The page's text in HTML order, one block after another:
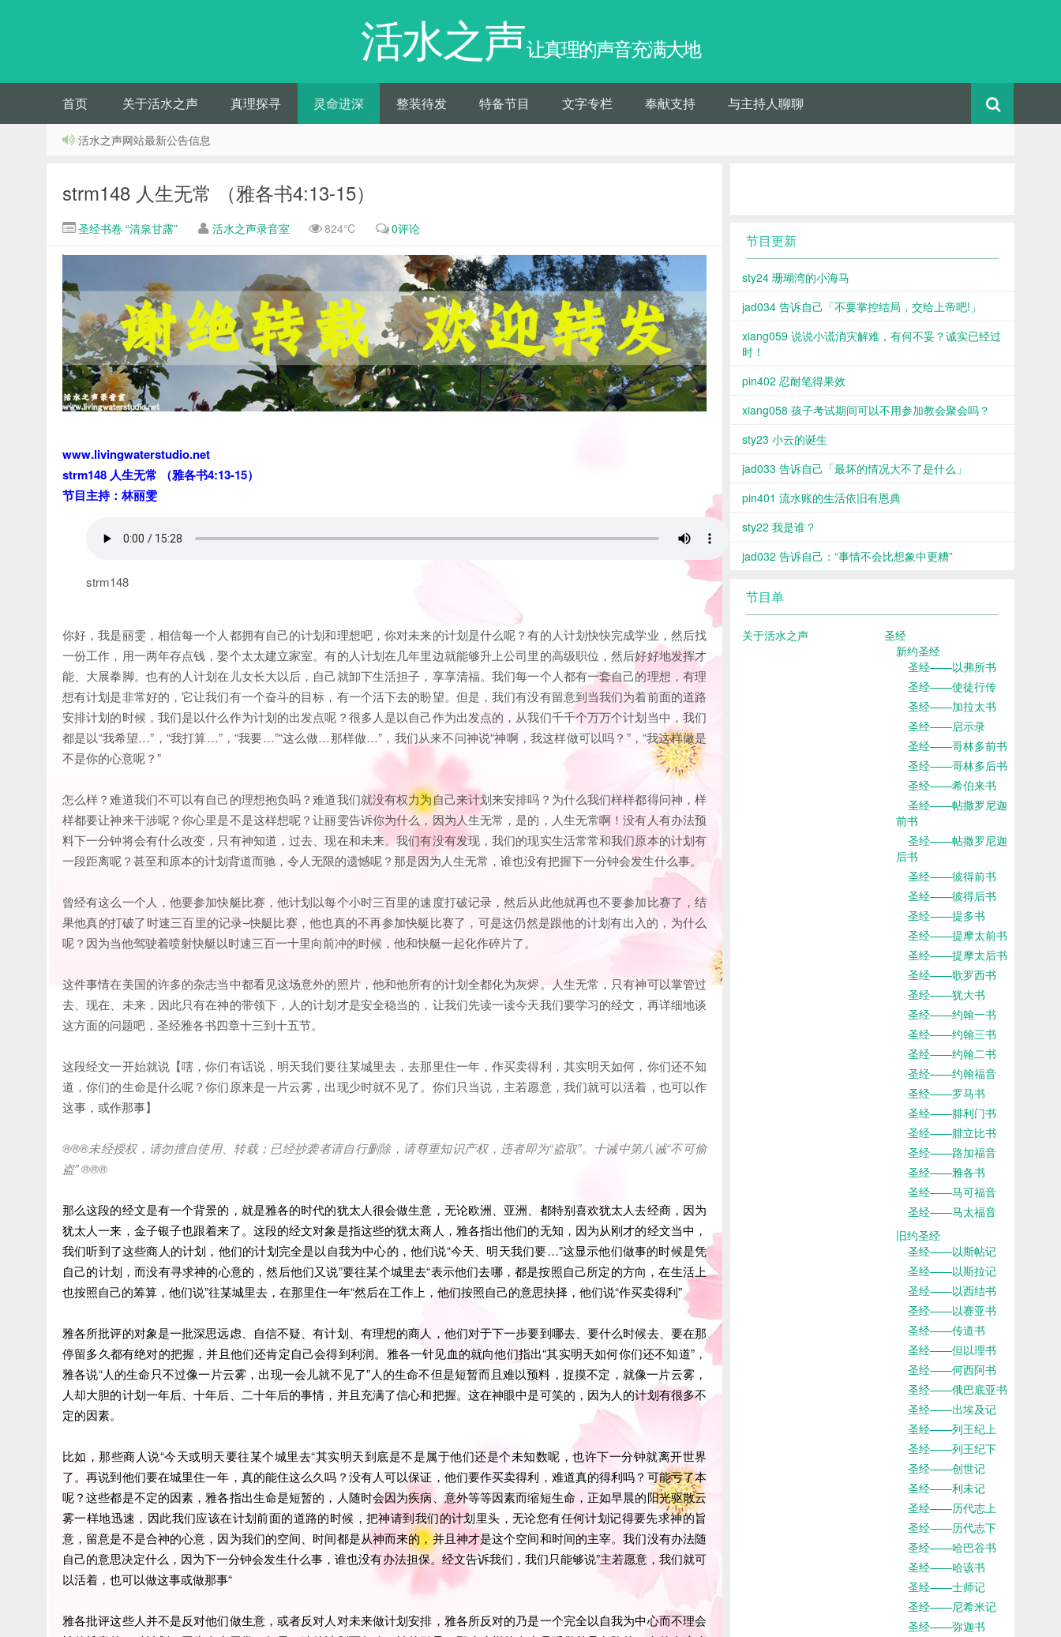
活水之声让真理的声音充满大地
首页 关于活水之声 真理探寻 灵命进深 整装待发 特备节目 文字专栏 奉献支持 与主持人聊聊
活水之声网站最新公告信息
strm148 人生无常 （雅各书4:13-15）
圣经书卷 “清泉甘露” 活水之声录音室 824℃ 0评论
www.livingwaterstudio.net
strm148 人生无常 （雅各书4:13-15）
节目主持：林丽雯
strm148
你好，我是丽雯，相信每一个人都拥有自己的计划和理想吧，你对未来的计划是什么呢？有的人计划快快完成学业，然后找
一份工作，用一两年存点钱，娶个太太建立家室。有的人计划在几年里边就能够升上公司里的高级职位，然后好好地发挥才
能、大展拳脚。也有的人计划在儿女长大以后，自己就卸下生活担子，享享清福。我们每一个人都有一套自己的理想，有理
想有计划是非常好的，它让我们有一个奋斗的目标，有一个活下去的盼望。但是，我们有没有留意到当我们为着前面的道路
安排计划的时候，我们是以什么作为计划的出发点呢？很多人是以自己作为出发点的，从我们千千个万万个计划当中，我们
都是以“我希望…”，“我打算…”，“我要…”“这么做…那样做…”，我们从来不问神说“神啊，我这样做可以吗？”，“我这样做是
不是你的心意呢？”
怎么样？难道我们不可以有自己的理想抱负吗？难道我们就没有权力为自己来计划来安排吗？为什么我们样样都得问神，样
样都要让神来干涉呢？你心里是不是这样想呢？让丽雯告诉你为什么，因为人生无常，是的，人生无常啊！没有人有办法预
料下一分钟将会有什么改变，只有神知道，过去、现在和未来。我们有没有发现，我们的现实生活常常和我们原本的计划有
一段距离呢？甚至和原本的计划背道而驰，令人无限的遗憾呢？那是因为人生无常，谁也没有把握下一分钟会发生什么事。
曾经有这么一个人，他要参加快艇比赛，他计划以每个小时三百里的速度打破记录，然后从此他就再也不要参加比赛了，结
果他真的打破了时速三百里的记录–快艇比赛，他也真的不再参加快艇比赛了，可是这仍然是跟他的计划有出入的，为什么
呢？因为当他驾驶着喷射快艇以时速三百一十里向前冲的时候，他和快艇一起化作碎片了。
这件事情在美国的许多的杂志当中都看见这场意外的照片，他和他所有的计划全都化为灰烬。人生无常，只有神可以掌管过
去、现在、未来，因此只有在神的带领下，人的计划才是安全稳当的，让我们先读一读今天我们要学习的经文，再详细地谈
这方面的问题吧，圣经雅各书四章十三到十五节。
这段经文一开始就说【嗐，你们有话说，明天我们要往某城里去，去那里住一年，作买卖得利，其实明天如何，你们还不知
道，你们的生命是什么呢？你们原来是一片云雾，出现少时就不见了。你们只当说，主若愿意，我们就可以活着，也可以作
这事，或作那事】
®®®未经授权，请勿擅自使用、转载；已经抄袭者请自行删除，请尊重知识产权，违者即为“盗取”。十诫中第八诫“不可偷
盗” ®®®
那么这段的经文是有一个背景的，就是雅各的时代的犹太人很会做生意，无论欧洲、亚洲、都特别喜欢犹太人去经商，因为
犹太人一来，金子银子也跟着来了。这段的经文对象是指这些的犹太商人，雅各指出他们的无知，因为从刚才的经文当中，
我们听到了这些商人的计划，他们的计划完全是以自我为中心的，他们说“今天、明天我们要…”这显示他们做事的时候是凭
自己的计划，而没有寻求神的心意的，然后他们又说”要往某个城里去“表示他们去哪，都是按照自己所定的方向，在生活上
也按照自己的筹算，他们说”往某城里去，在那里住一年“然后在工作上，他们按照自己的意思抉择，他们说“作买卖得利”
雅各所批评的对象是一批深思远虑、自信不疑、有计划、有理想的商人，他们对于下一步要到哪去、要什么时候去、要在那
停留多久都有绝对的把握，并且他们还肯定自己会得到利润。雅各一针见血的就向他们指出“其实明天如何你们还不知道”，
雅各说“人的生命只不过像一片云雾，出现一会儿就不见了”人的生命不但是短暂而且难以预料，捉摸不定，就像一片云雾，
人却大胆的计划一年后、十年后、二十年后的事情，并且充满了信心和把握。这在神眼中是可笑的，因为人的计划有很多不
定的因素。
比如，那些商人说“今天或明天要往某个城里去“其实明天到底是不是属于他们还是个未知数呢，也许下一分钟就离开世界
了。再说到他们要在城里住一年，真的能住这么久吗？没有人可以保证，他们要作买卖得利，难道真的得利吗？可能亏了本
呢？这些都是不定的因素，雅各指出生命是短暂的，人随时会因为疾病、意外等等因素而缩短生命，正如早晨的阳光驱散云
雾一样地迅速，因此我们应该在计划前面的道路的时候，把神请到我们的计划里头，无论您有任何计划记得要先求神的旨
意，留意是不是合神的心意，因为我们的空间、时间都是从神而来的，并且神才是这个空间和时间的主宰。我们没有办法随
自己的意思决定什么，因为下一分钟会发生什么事，谁也没有办法担保。经文告诉我们，我们只能够说”主若愿意，我们就可
以活着，也可以做这事或做那事“
雅各批评这些人并不是反对他们做生意，或者反对人对未来做计划安排，雅各所反对的乃是一个完全以自我为中心而不理会
节目更新
sty24 珊瑚湾的小海马
jad034 告诉自己「不要掌控结局，交给上帝吧!」
xiang059 说说小谎消灾解难，有何不妥？诚实已经过
时！
pin402 忍耐笔得果效
xiang058 孩子考试期间可以不用参加教会聚会吗？
sty23 小云的诞生
jad033 告诉自己「最坏的情况大不了是什么」
pin401 流水账的生活依旧有恩典
sty22 我是谁？
jad032 告诉自己：“事情不会比想象中更糟”
节目单
关于活水之声
圣经
新约圣经
圣经——以弗所书
圣经——使徒行传
圣经——加拉太书
圣经——启示录
圣经——哥林多前书
圣经——哥林多后书
圣经——希伯来书
圣经——帖撒罗尼迦
前书
圣经——帖撒罗尼迦
后书
圣经——彼得前书
圣经——彼得后书
圣经——提多书
圣经——提摩太前书
圣经——提摩太后书
圣经——歌罗西书
圣经——犹大书
圣经——约翰一书
圣经——约翰三书
圣经——约翰二书
圣经——约翰福音
圣经——罗马书
圣经——腓利门书
圣经——腓立比书
圣经——路加福音
圣经——雅各书
圣经——马可福音
圣经——马太福音
旧约圣经
圣经——以斯帖记
圣经——以斯拉记
圣经——以西结书
圣经——以赛亚书
圣经——传道书
圣经——但以理书
圣经——何西阿书
圣经——俄巴底亚书
圣经——出埃及记
圣经——列王纪上
圣经——列王纪下
圣经——创世记
圣经——利未记
圣经——历代志上
圣经——历代志下
圣经——哈巴谷书
圣经——哈该书
圣经——士师记
圣经——尼希米记
圣经——弥迦书